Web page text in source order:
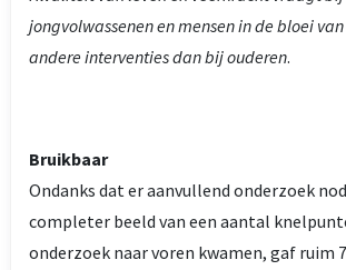
jongvolwassenen en mensen in de bloei
andere interventies dan bij ouderen.
Bruikbaar
Ondanks dat er aanvullend onderzoek
completer beeld van een aantal
onderzoek naar voren kwamen, gaf ruim